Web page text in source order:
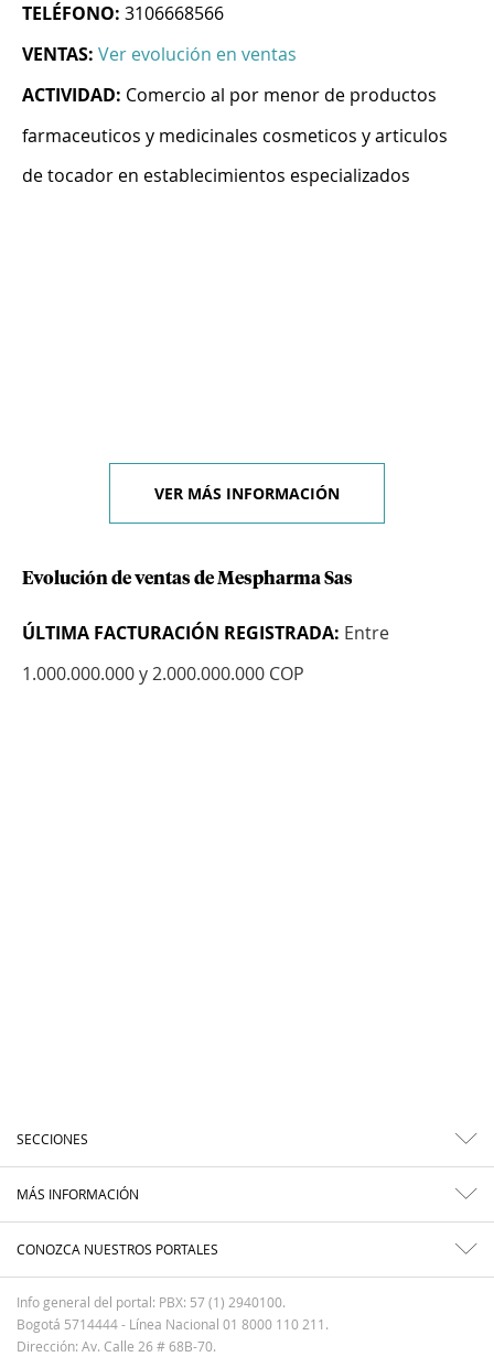
TELÉFONO: 3106668566
VENTAS: Ver evolución en ventas
ACTIVIDAD: Comercio al por menor de productos
farmaceuticos y medicinales cosmeticos y articulos
de tocador en establecimientos especializados
VER MÁS INFORMACIÓN
Evolución de ventas de Mespharma Sas
ÚLTIMA FACTURACIÓN REGISTRADA: Entre
1.000.000.000 y 2.000.000.000 COP
SECCIONES
MÁS INFORMACIÓN
CONOZCA NUESTROS PORTALES
Info general del portal: PBX: 57 (1) 2940100.
Bogotá 5714444 - Línea Nacional 01 8000 110 211.
Dirección: Av. Calle 26 # 68B-70.